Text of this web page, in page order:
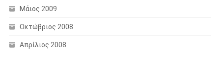
Μάιος 2009
Οκτώβριος 2008
Απρίλιος 2008